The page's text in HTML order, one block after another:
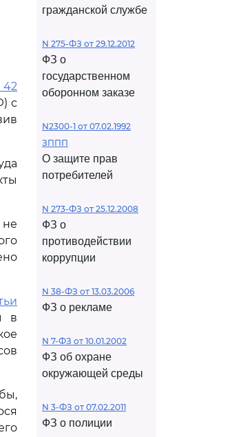
42
с
в
гражданской службе
N 275-ФЗ от 29.12.2012
ФЗ о
государственном
оборонном заказе
N2300-1 от 07.02.1992
ЗППП
О защите прав
потребителей
N 273-ФЗ от 25.12.2008
ФЗ о
противодействии
коррупции
N 38-ФЗ от 13.03.2006
ФЗ о рекламе
N 7-ФЗ от 10.01.2002
ФЗ об охране
окружающей среды
N 3-ФЗ от 07.02.2011
ФЗ о полиции